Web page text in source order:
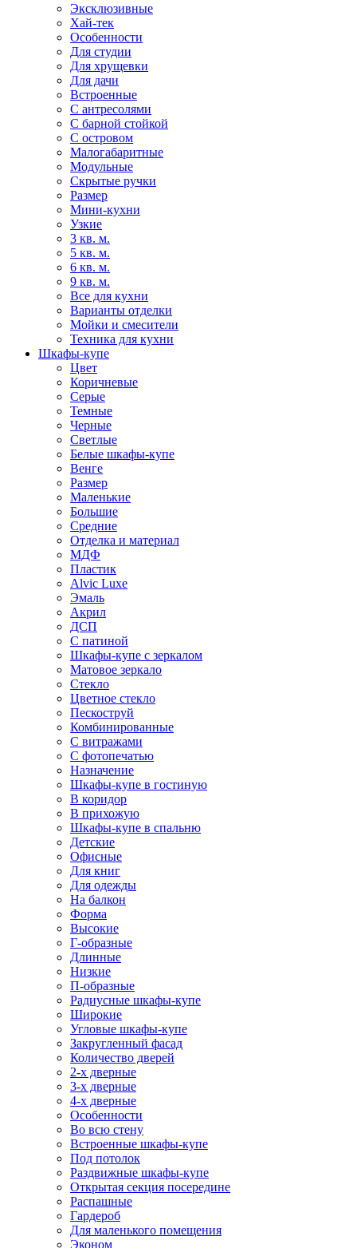
Эксклюзивные
Хай-тек
Особенности
Для студии
Для хрущевки
Для дачи
Встроенные
С антресолями
С барной стойкой
С островом
Малогабаритные
Модульные
Скрытые ручки
Размер
Мини-кухни
Узкие
3 кв. м.
5 кв. м.
6 кв. м.
9 кв. м.
Все для кухни
Варианты отделки
Мойки и смесители
Техника для кухни
Шкафы-купе
Цвет
Коричневые
Серые
Темные
Черные
Светлые
Белые шкафы-купе
Венге
Размер
Маленькие
Большие
Средние
Отделка и материал
МДФ
Пластик
Alvic Luxe
Эмаль
Акрил
ДСП
С патиной
Шкафы-купе с зеркалом
Матовое зеркало
Стекло
Цветное стекло
Пескоструй
Комбинированные
С витражами
С фотопечатью
Назначение
Шкафы-купе в гостиную
В коридор
В прихожую
Шкафы-купе в спальню
Детские
Офисные
Для книг
Для одежды
На балкон
Форма
Высокие
Г-образные
Длинные
Низкие
П-образные
Радиусные шкафы-купе
Широкие
Угловые шкафы-купе
Закругленный фасад
Количество дверей
2-х дверные
3-х дверные
4-х дверные
Особенности
Во всю стену
Встроенные шкафы-купе
Под потолок
Раздвижные шкафы-купе
Открытая секция посередине
Распашные
Гардероб
Для маленького помещения
Эконом